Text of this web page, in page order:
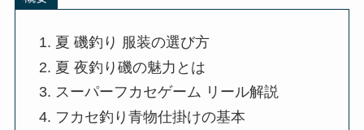
夏 磯釣り 服装の選び方
夏 夜釣り磯の魅力とは
スーパーフカセゲーム リール解説
フカセ釣り青物仕掛けの基本